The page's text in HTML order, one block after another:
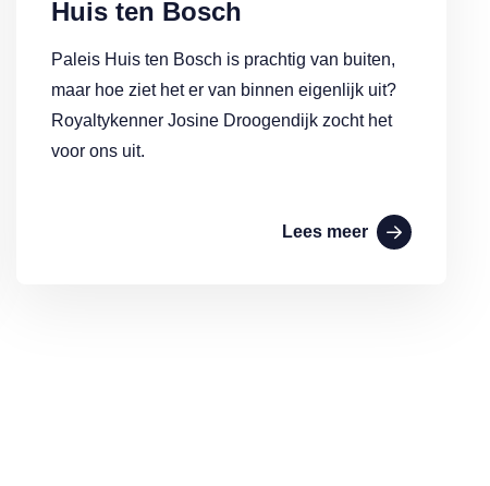
Huis ten Bosch
Paleis Huis ten Bosch is prachtig van buiten,
maar hoe ziet het er van binnen eigenlijk uit?
Royaltykenner Josine Droogendijk zocht het
voor ons uit.
Lees meer